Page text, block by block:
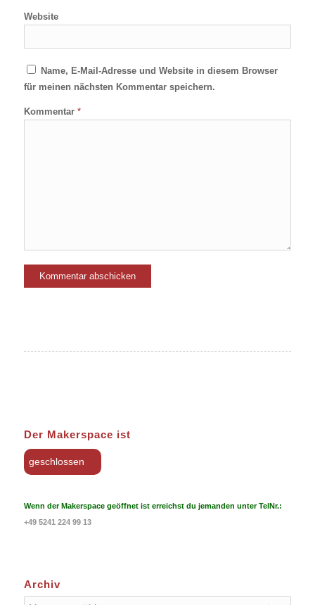
Website
Name, E-Mail-Adresse und Website in diesem Browser
für meinen nächsten Kommentar speichern.
Kommentar *
Der Makerspace ist
geschlossen
Wenn der Makerspace geöffnet ist erreichst du jemanden unter TelNr.:
+49 5241 224 99 13
Archiv